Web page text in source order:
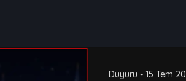
Duyuru - 15 Tem